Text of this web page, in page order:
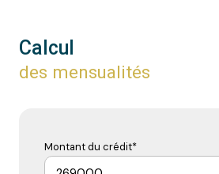
Calcul
des mensualités
Montant du crédit*